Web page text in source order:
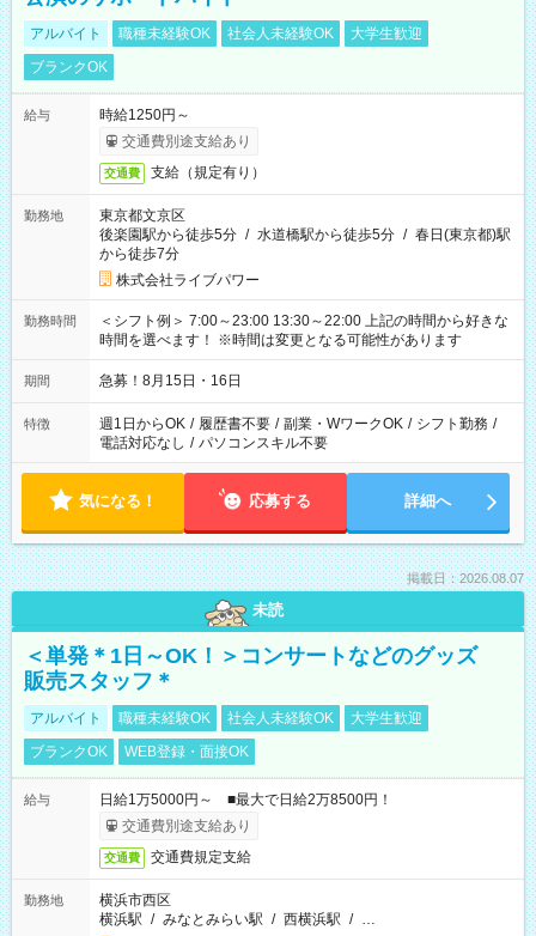
アルバイト 職種未経験OK 社会人未経験OK
大学生歓迎
ブランクOK
給与
時給1250円～
交通費別途支給あり
交通費 支給（規定有り）
勤務地
東京都文京区
後楽園駅から徒歩5分 / 水道橋駅から徒歩5分 / 春日(東京都)駅
から徒歩7分
株式会社ライブパワー
勤務時間
＜シフト例＞ 7:00～23:00 13:30～22:00 上記の時間から好きな
時間を選べます！ ※時間は変更となる可能性があります
期間 急募！8月15日・16日
特徴 週1日からOK / 履歴書不要 / 副業・WワークOK / シフト勤務 /
電話対応なし / パソコンスキル不要
気になる！ 応募する 詳細へ
掲載日：2026.08.07
未読
＜単発＊1日～OK！＞コンサートなどのグッズ
販売スタッフ＊
アルバイト 職種未経験OK 社会人未経験OK
大学生歓迎
ブランクOK
WEB登録・面接OK
給与
日給1万5000円～ ■最大で日給2万8500円！
交通費別途支給あり
交通費 交通費規定支給
勤務地
横浜市西区
横浜駅 / みなとみらい駅 / 西横浜駅 / …